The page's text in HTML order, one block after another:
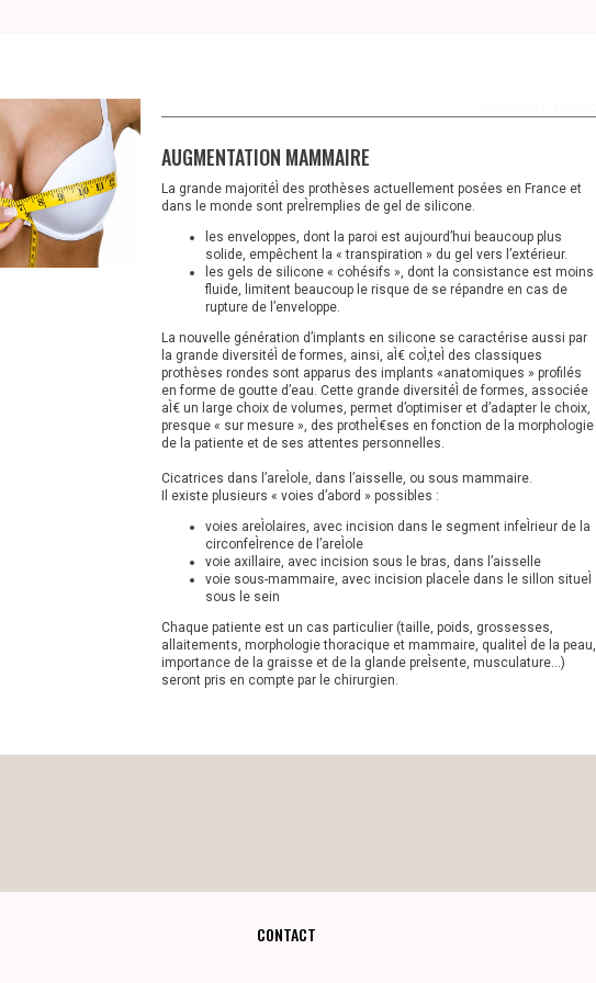
AUGMENTATION MAMMAIRE
La grande majoritéÌ des prothèses actuellement posées en France et
dans le monde sont preÌremplies de gel de silicone.
les enveloppes, dont la paroi est aujourd’hui beaucoup plus
solide, empêchent la « transpiration » du gel vers l’extérieur.
les gels de silicone « cohésifs », dont la consistance est moins
fluide, limitent beaucoup le risque de se répandre en cas de
rupture de l’enveloppe.
La nouvelle génération d’implants en silicone se caractérise aussi par
la grande diversitéÌ de formes, ainsi, aÌ€ coÌ‚teÌ des classiques
prothèses rondes sont apparus des implants «anatomiques » profilés
en forme de goutte d’eau. Cette grande diversitéÌ de formes, associée
aÌ€ un large choix de volumes, permet d’optimiser et d’adapter le choix,
presque « sur mesure », des protheÌ€ses en fonction de la morphologie
de la patiente et de ses attentes personnelles.
Cicatrices dans l’areÌole, dans l’aisselle, ou sous mammaire.
Il existe plusieurs « voies d’abord » possibles :
voies areÌolaires, avec incision dans le segment infeÌrieur de la
circonfeÌrence de l’areÌole
voie axillaire, avec incision sous le bras, dans l’aisselle
voie sous-mammaire, avec incision placeÌe dans le sillon situeÌ
sous le sein
Chaque patiente est un cas particulier (taille, poids, grossesses,
allaitements, morphologie thoracique et mammaire, qualiteÌ de la peau,
importance de la graisse et de la glande preÌsente, musculature…)
seront pris en compte par le chirurgien.
CONTACT